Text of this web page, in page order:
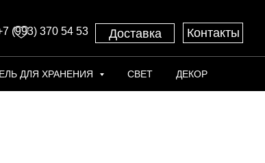
Доставка Контакты
(993) 370 54 53
ДЛЯ ХРАНЕНИЯ СВЕТ ДЕКОР